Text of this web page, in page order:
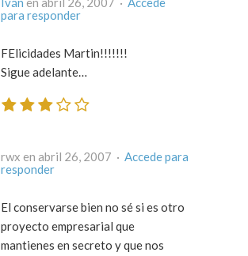
para responder
FElicidades Martin!!!!!!!
Sigue adelante…
rwx en abril 26, 2007 · Accede para
responder
El conservarse bien no sé si es otro
proyecto empresarial que
mantienes en secreto y que nos